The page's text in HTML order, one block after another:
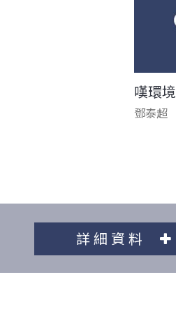
嘆環境
鄧泰超
詳細資料